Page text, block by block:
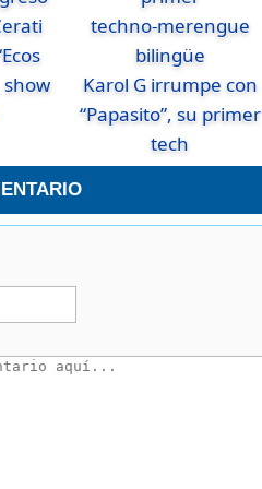
show
Karol G irrumpe con
“Papasito”, su primer
tech